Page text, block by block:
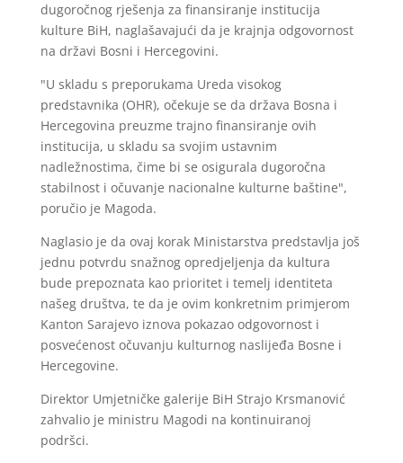
dugoročnog rješenja za finansiranje institucija
kulture BiH, naglašavajući da je krajnja odgovornost
na državi Bosni i Hercegovini.
"U skladu s preporukama Ureda visokog
predstavnika (OHR), očekuje se da država Bosna i
Hercegovina preuzme trajno finansiranje ovih
institucija, u skladu sa svojim ustavnim
nadležnostima, čime bi se osigurala dugoročna
stabilnost i očuvanje nacionalne kulturne baštine",
poručio je Magoda.
Naglasio je da ovaj korak Ministarstva predstavlja još
jednu potvrdu snažnog opredjeljenja da kultura
bude prepoznata kao prioritet i temelj identiteta
našeg društva, te da je ovim konkretnim primjerom
Kanton Sarajevo iznova pokazao odgovornost i
posvećenost očuvanju kulturnog naslijeđa Bosne i
Hercegovine.
Direktor Umjetničke galerije BiH Strajo Krsmanović
zahvalio je ministru Magodi na kontinuiranoj
podršci.